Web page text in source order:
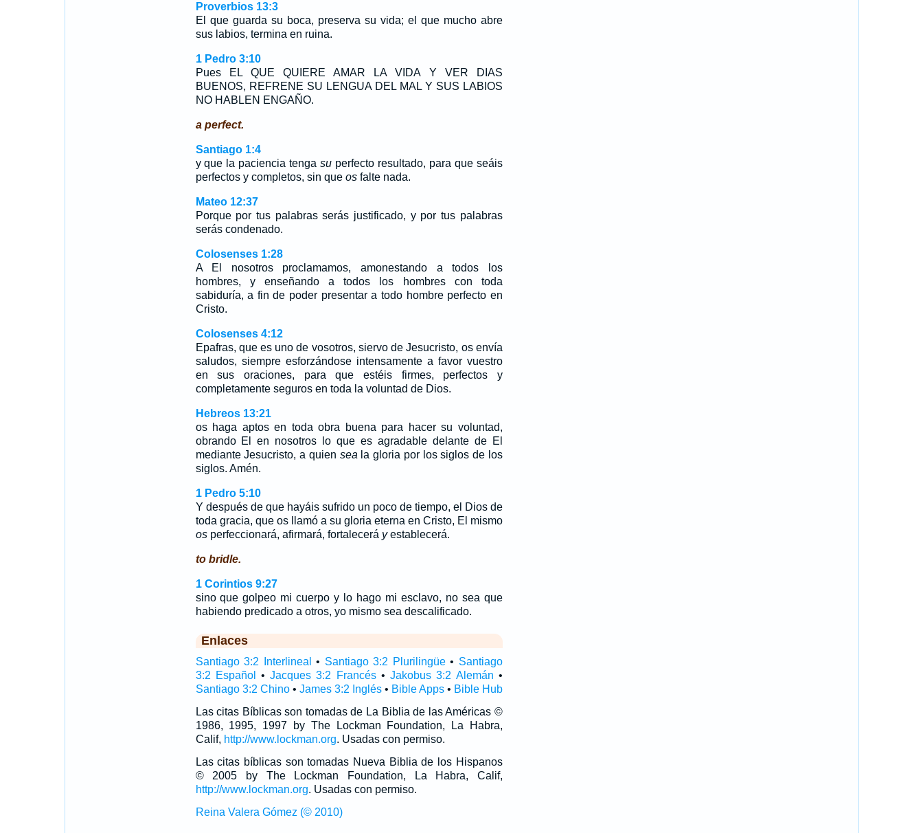
Proverbios 13:3
El que guarda su boca, preserva su vida; el que mucho abre
sus labios, termina en ruina.
1 Pedro 3:10
Pues EL QUE QUIERE AMAR LA VIDA Y VER DIAS
BUENOS, REFRENE SU LENGUA DEL MAL Y SUS LABIOS
NO HABLEN ENGAÑO.
a perfect.
Santiago 1:4
y que la paciencia tengasu perfecto resultado, para que seáis
perfectos y completos, sin que osfalte nada.
Mateo 12:37
Porque por tus palabras serás justificado, y por tus palabras
serás condenado.
Colosenses 1:28
A El nosotros proclamamos, amonestando a todos los
hombres, y enseñando a todos los hombres con toda
sabiduría, a fin de poder presentar a todo hombre perfecto en
Cristo.
Colosenses 4:12
Epafras, que es uno de vosotros, siervo de Jesucristo, os envía
saludos, siempre esforzándose intensamente a favor vuestro
en sus oraciones, para que estéis firmes, perfectos y
completamente seguros en toda la voluntad de Dios.
Hebreos 13:21
os haga aptos en toda obra buena para hacer su voluntad,
obrando El en nosotros lo que es agradable delante de El
mediante Jesucristo, a quien sea la gloria por los siglos de los
siglos. Amén.
1 Pedro 5:10
Y después de que hayáis sufrido un poco de tiempo, el Dios de
toda gracia, que os llamó a su gloria eterna en Cristo, El mismo
osperfeccionará, afirmará, fortalecerá yestablecerá.
to bridle.
1 Corintios 9:27
sino que golpeo mi cuerpo y lo hago mi esclavo, no sea que
habiendo predicado a otros, yo mismo sea descalificado.
Enlaces
Santiago 3:2 Interlineal • Santiago 3:2 Plurilingüe• Santiago
3:2 Español
•Jacques 3:2 Francés•Jakobus 3:2 Alemán •
Santiago 3:2 Chino• James 3:2 Inglés• Bible Apps• Bible Hub
Las citas Bíblicas son tomadas de La Biblia de las Américas ©
1986, 1995, 1997 by The Lockman Foundation, La Habra,
Calif, http://www.lockman.org. Usadas con permiso.
Las citas bíblicas son tomadas Nueva Biblia de los Hispanos
© 2005 by The Lockman Foundation, La Habra, Calif,
http://www.lockman.org. Usadas con permiso.
Reina Valera Gómez (© 2010)